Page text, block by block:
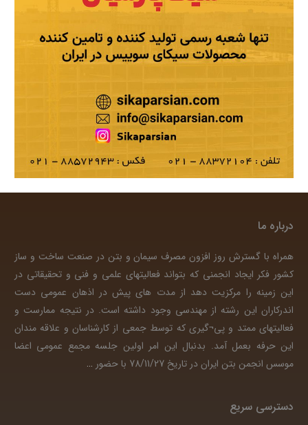
درباره ما
همراه با گسترش روز افزون مصرف سیمان و بتن در صنعت ساخت و ساز
کشور فکر ایجاد انجمنی که بتواند فعالیتهای علمی و فنی و تحقیقاتی در
این زمینه را مرکزیت دهد از مدت های پیش در اذهان عمومی دست
اندرکاران این رشته از مهندسی وجود داشته است. در نتیجه ممارست و
فعالیتهای ممتد و پی¬گیری که توسط جمعی از کارشناسان و علاقه مندان
این حرفه بعمل آمد. بدنبال این امر اولین جلسه مجمع عمومی اعضا
موسس انجمن بتن ایران در تاریخ 78/11/27 با حضور
…
دسترسی سریع